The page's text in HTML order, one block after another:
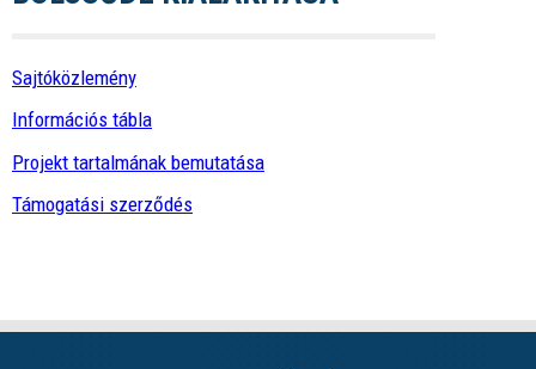
Sajtóközlemény
Információs tábla
Projekt tartalmának bemutatása
Támogatási szerződés